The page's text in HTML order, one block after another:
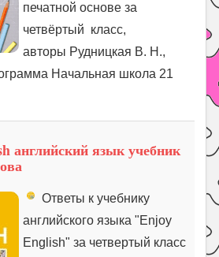
печатной основе за
четвёртый класс,
авторы Рудницкая В. Н.,
Начальная школа 21
английский язык учебник
Ответы к учебнику
английского языка "Enjoy
English" за четвертый класс